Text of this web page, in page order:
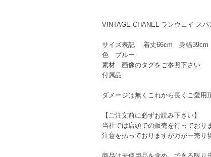
VINTAGE CHANEL ランウェイ ス
サイズ表記 着丈66cm 身幅39cm
色 ブルー
素材 画像のタグをご参照下さい
付属品
ダメージは無くこれから長くご愛用
【ご注文前に必ずお読み下さい】
当社では店頭での販売を行っており
注意を払っておりますが万が一売り